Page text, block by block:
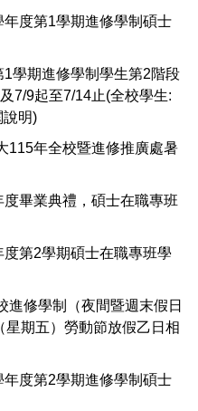
年度第1學期進修學制碩士
1學期進修學制學生第2階段
7/9起至7/14止(全校學生:
說明)
115年全校暨進修推廣處暑
度畢業典禮，碩士在職專班
度第2學期碩士在職專班學
進修學制（夜間暨週末假日
期五）勞動節放假乙日相
年度第2學期進修學制碩士